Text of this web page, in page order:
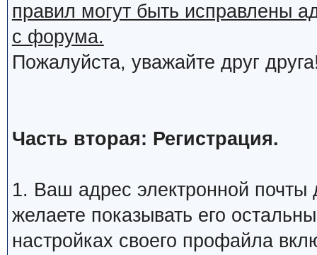
правил могут быть исправлены
с форума.
Пожалуйста, уважайте друг
Часть вторая: Регистрация.
1. Ваш адрес электронной
желаете показывать его
настройках своего профайла